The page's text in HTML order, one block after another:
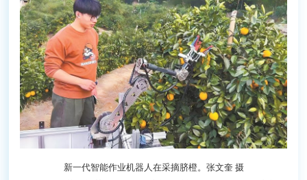
新一代智能作业机器人在采摘脐橙。张文奎 摄